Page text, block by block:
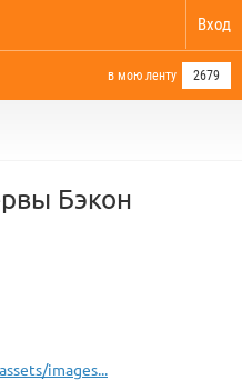
Вход
в мою ленту 2679
Бэкон
images...